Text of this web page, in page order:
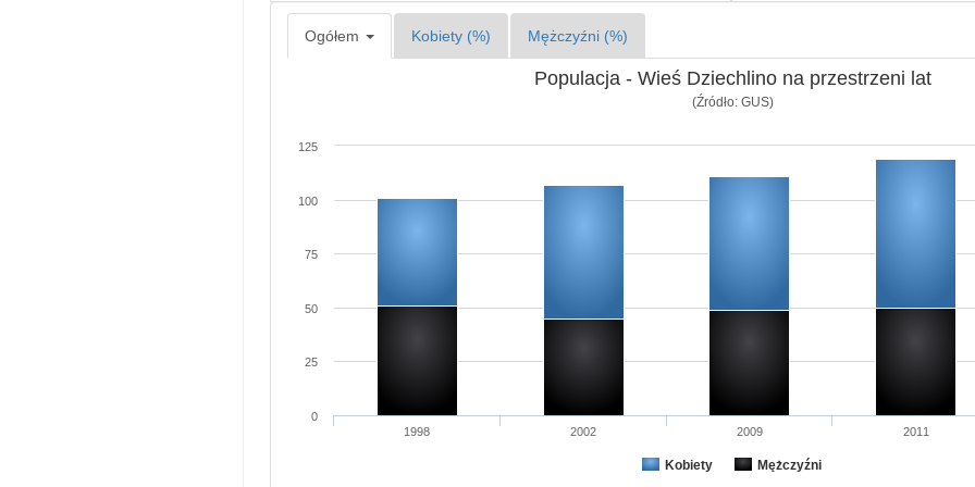
Ogółem Kobiety (%) Mężczyźni (%)
Populacja - Wieś Dziechlino na przestrzeni lat
(Źródło: GUS)
Kobiety Mężczyźni
1998 2002 2009 2011
0
25
50
75
100
125